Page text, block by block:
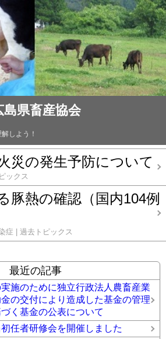
島県畜産協会
う！
災の発生予防について
ックス
豚熱の確認（国内104例
症 過去トピックス
最近の記事
実施のために独立行政法人農畜産業
の交付により造成した基金の管理
く基金の公表について
任者研修会を開催しました